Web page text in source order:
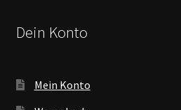
Dein Konto
Mein Konto